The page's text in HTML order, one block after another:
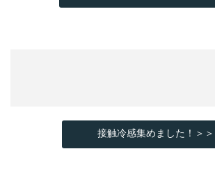
接触冷感集めました！＞＞